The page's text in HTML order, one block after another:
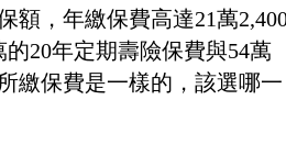
額，年繳保費高達21萬
20年定期壽險保費與54萬
繳保費是一樣的，該選哪一